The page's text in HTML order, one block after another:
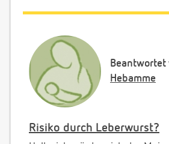
Beantwortet
Hebamme
Risiko durch Leberwurst?